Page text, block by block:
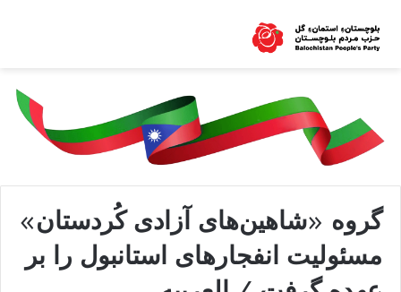
گروه «شاهین‌های آزادی کُردستان»
مسئولیت انفجارهای استانبول را بر